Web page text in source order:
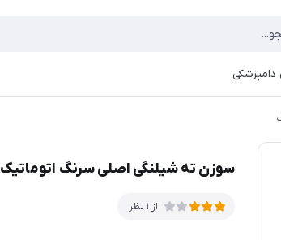
دامپزشکی
سوزن ته شیلنگی اصلی سرنگ اتوماتیک
از 1 نظر